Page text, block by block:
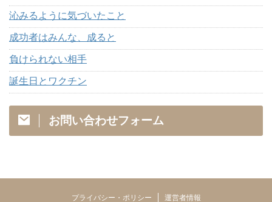
沁みるように気づいたこと
成功者はみんな、成ると
負けられない相手
誕生日とワクチン
お問い合わせフォーム
プライバシー・ポリシー 運営者情報